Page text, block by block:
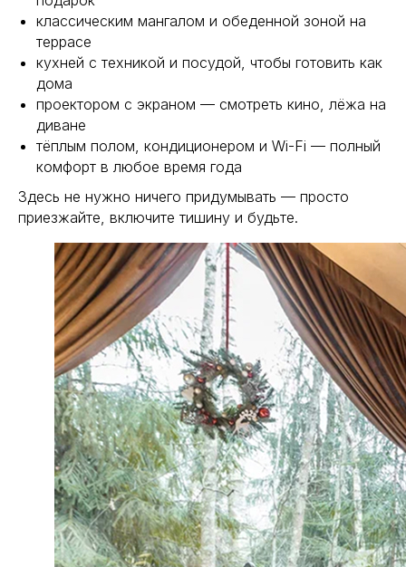
классическим мангалом и обеденной зоной на
террасе
кухней с техникой и посудой, чтобы готовить как
дома
проектором с экраном — смотреть кино, лёжа на
диване
тёплым полом, кондиционером и Wi-Fi — полный
комфорт в любое время года
Здесь не нужно ничего придумывать — просто
приезжайте, включите тишину и будьте.